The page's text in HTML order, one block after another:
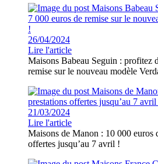
26/04/2024
Lire l'article
Maisons Babeau Seguin : profitez
remise sur le nouveau modèle
21/03/2024
Lire l'article
Maisons de Manon : 10 000 euros
offertes jusqu’au 7 avril !